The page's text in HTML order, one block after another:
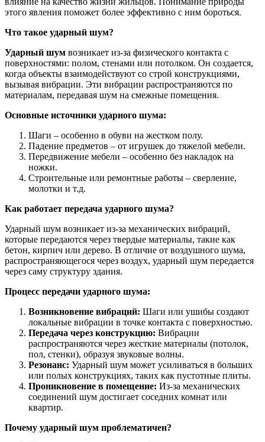
этого явления поможет более эффективно с ним бороться.
Что такое ударный шум?
Ударный шум возникает из-за физического контакта с
поверхностями: полом, стенами или потолком. Он создается,
когда объекты взаимодействуют со строй конструкциями,
вызывая вибрации. Эти вибрации распространяются по
материалам, передавая шум на смежные помещения.
Основные источники ударного шума:
Шаги – особенно в обуви на жестком полу.
Падение предметов – от игрушек до тяжелой мебели.
Передвижение мебели – особенно без накладок на
ножки.
Строительные или ремонтные работы – сверление,
молотки и т.д.
Как работает передача ударного шума?
Ударный шум возникает из-за механических вибраций,
которые передаются через твердые материалы, такие как
бетон, кирпич или дерево. В отличие от воздушного шума,
распространяющегося через воздух, ударный шум передается
через саму структуру здания.
Процесс передачи ударного шума:
Возникновение вибраций: Шаги или ушибы создают
локальные вибрации в точке контакта с поверхностью.
Передача через конструкцию: Вибрации
распространяются через жесткие материалы (потолок,
пол, стенки), образуя звуковые волны.
Резонанс: Ударный шум может усиливаться в больших
или полых конструкциях, таких как пустотные плиты.
Проникновение в помещение: Из-за механических
соединений шум достигает соседних комнат или
квартир.
Почему ударный шум проблематичен?